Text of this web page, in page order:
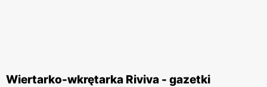
Wiertarko-wkrętarka Riviva - gazetki